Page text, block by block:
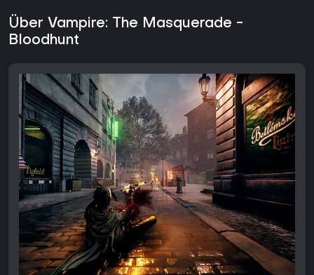
Über Vampire: The Masquerade -
Bloodhunt